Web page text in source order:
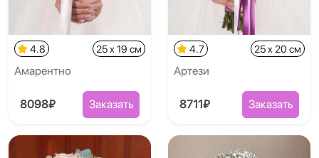
4.8 25 x 19 см
Амарентно
8098₽ Заказать
4.7 25 x 20 см
Артези
8711₽ Заказать